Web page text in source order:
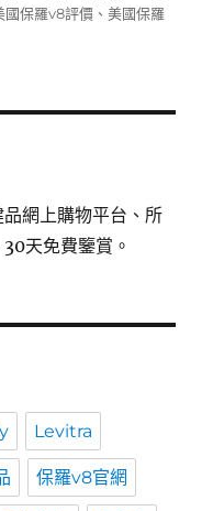
國保羅v8評價 、美國保羅
品網上購物平台、所
天免費鑒賞。
Levitra
保羅v8官網